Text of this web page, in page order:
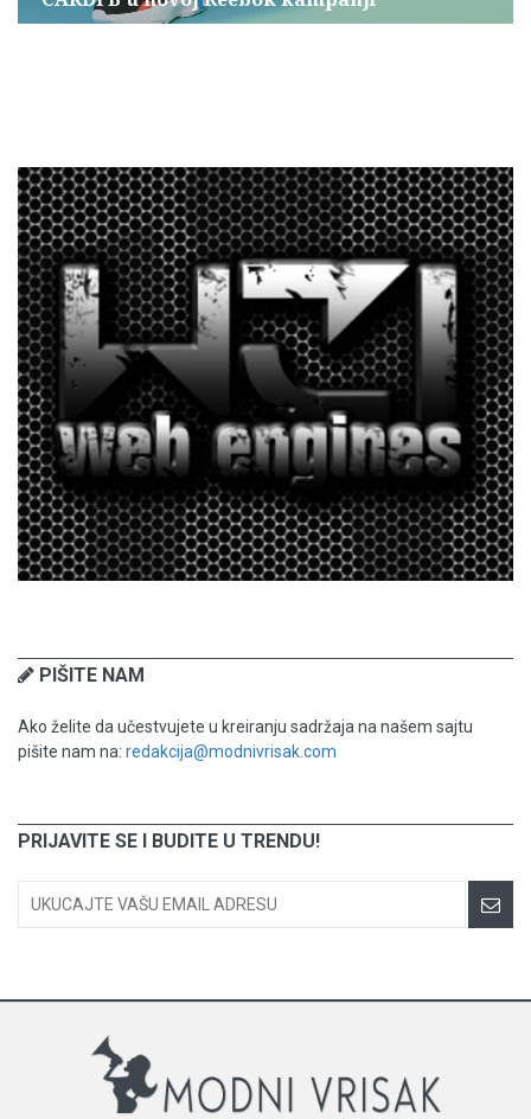
PIŠITE NAM
Ako želite da učestvujete u kreiranju sadržaja na našem sajtu
pišite nam na: redakcija@modnivrisak.com
PRIJAVITE SE I BUDITE U TRENDU!